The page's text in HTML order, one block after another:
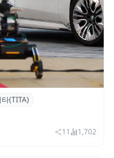
등장한 바퀴
타(TITA)
11 1,702